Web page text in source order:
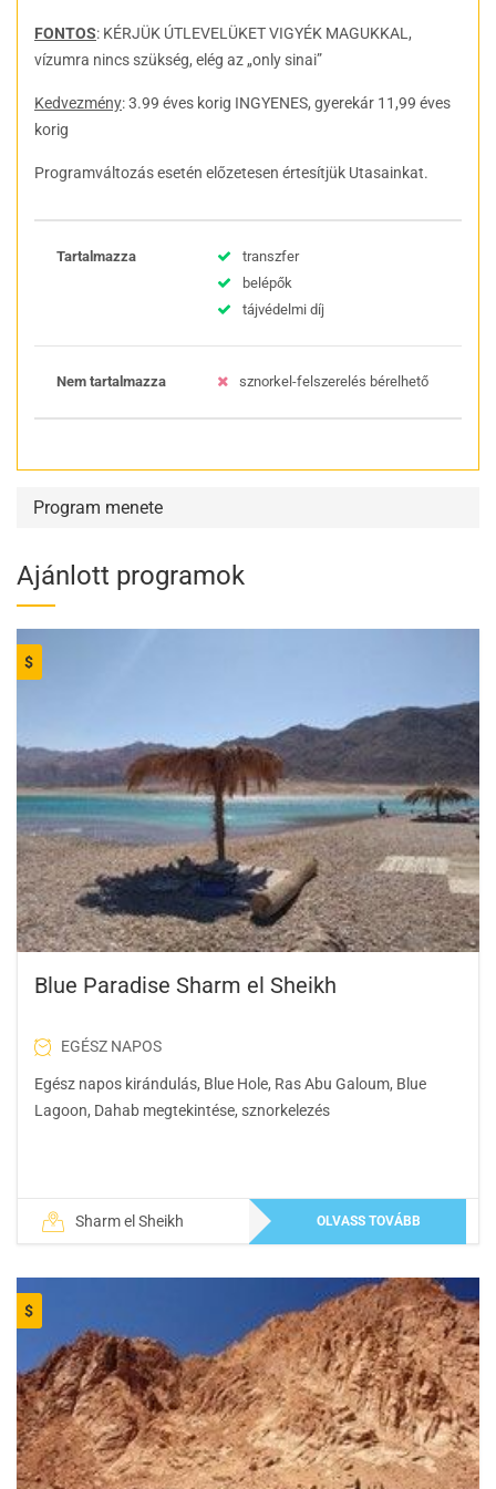
FONTOS: KÉRJÜK ÚTLEVELÜKET VIGYÉK MAGUKKAL,
vízumra nincs szükség, elég az „only sinai”
Kedvezmény: 3.99 éves korig INGYENES, gyerekár 11,99 éves
korig
Programváltozás esetén előzetesen értesítjük Utasainkat.
Tartalmazza
transzfer
belépők
tájvédelmi díj
Nem tartalmazza sznorkel-felszerelés bérelhető
Program menete
Ajánlott programok
$
Blue Paradise Sharm el Sheikh
EGÉSZ NAPOS
Egész napos kirándulás, Blue Hole, Ras Abu Galoum, Blue
Lagoon, Dahab megtekintése, sznorkelezés
Sharm el Sheikh OLVASS TOVÁBB
$